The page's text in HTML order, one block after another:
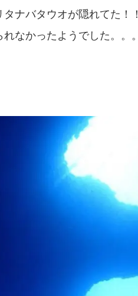
ナバタウオが隠れてた！！
なかったようでした。。。